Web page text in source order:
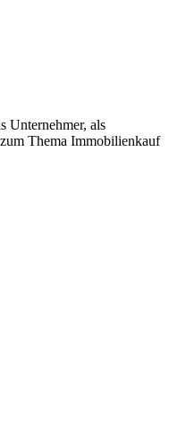
Unternehmer, als
Thema Immobilienkauf